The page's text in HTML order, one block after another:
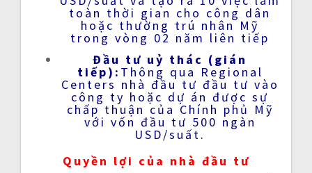
toàn thời gian cho công dân
hoặc thường trú nhân Mỹ
trong vòng 02 năm liên tiếp
Đầu tư uỷ thác (gián
tiếp): Thông qua Regional
Centers nhà đầu tư đầu tư vào
công ty hoặc dự án được sự
chấp thuận của Chính phủ Mỹ
với vốn đầu tư 500 ngàn
USD/suất.
Quyền lợi của nhà đầu tư